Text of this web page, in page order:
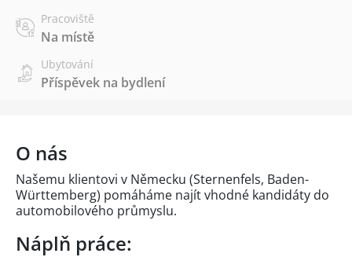
Pracoviště
Na místě
Ubytování
Příspěvek na bydlení
O nás
Našemu klientovi v Německu (Sternenfels, Baden-
Württemberg) pomáháme najít vhodné kandidáty do
automobilového průmyslu.
Náplň práce: